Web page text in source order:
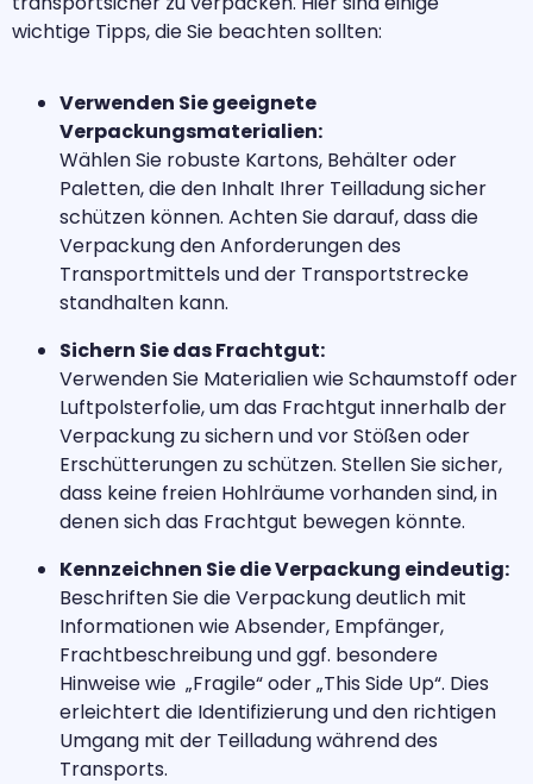
wichtige Tipps, die Sie beachten sollten:
Verwenden Sie geeignete
Verpackungsmaterialien:
Wählen Sie robuste Kartons, Behälter oder
Paletten, die den Inhalt Ihrer Teilladung sicher
schützen können. Achten Sie darauf, dass die
Verpackung den Anforderungen des
Transportmittels und der Transportstrecke
standhalten kann.
Sichern Sie das Frachtgut:
Verwenden Sie Materialien wie Schaumstoff oder
Luftpolsterfolie, um das Frachtgut innerhalb der
Verpackung zu sichern und vor Stößen oder
Erschütterungen zu schützen. Stellen Sie sicher,
dass keine freien Hohlräume vorhanden sind, in
denen sich das Frachtgut bewegen könnte.
Kennzeichnen Sie die Verpackung eindeutig:
Beschriften Sie die Verpackung deutlich mit
Informationen wie Absender, Empfänger,
Frachtbeschreibung und ggf. besondere
Hinweise wie „Fragile“ oder „This Side Up“. Dies
erleichtert die Identifizierung und den richtigen
Umgang mit der Teilladung während des
Transports.